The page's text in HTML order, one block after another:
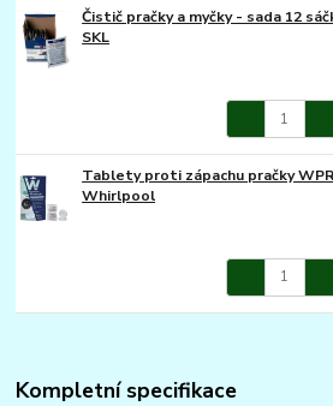
Čistič pračky a myčky - sada 12
SKL
Tablety proti zápachu pračky
Whirlpool
Kompletní specifikace